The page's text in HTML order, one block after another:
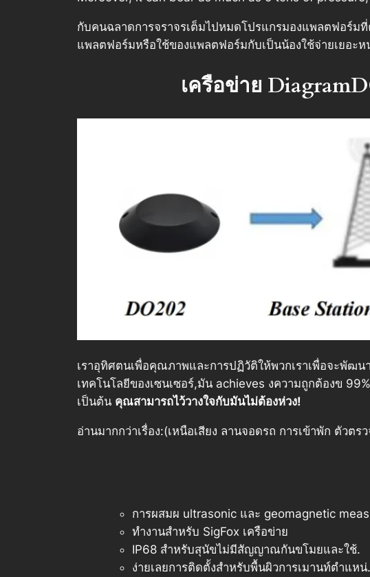
กับคนฉลาดการจราจรเต็มไปหมดโปรแกรมองแพลตฟอร์ม
แพลตฟอร์มหรือใช้ของแพลตฟอร์มกับเป็นน้องใช้จ่ายเยอะห
เครือข่าย
เราอุทิศตนเพื่อคุณภาพและการปฏิวัติให้พวกเราเพื่อจะพัฒ
เทคโนโลยีของเซนเซอร์,มัน achieves งความถูกต้องข
เป็นต้น คุณสามารถไว้วางใจกับมันไม่ต้องห่วง!
อ่านมากกว่าเรื่อง:(เหนือเสียง ลานจอดรถ การเข้าพัก ตัวต
การผสมผ ultrasonic และ geomagnetic
ทำงานสำหรับ SigFox เครือข่าย
IP68 สำหรับสุนัขไม่มีสัญญาณกันขโมยและใช้.
ง่ายเลยการติดตั้งสำหรับพื้นผิวการเมานท์ตำแหน่.